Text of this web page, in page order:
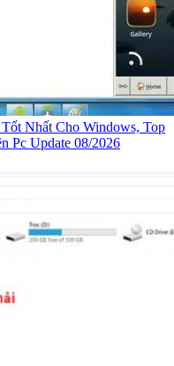
Nhất Cho Windows, Top
Pc Update 08/2026